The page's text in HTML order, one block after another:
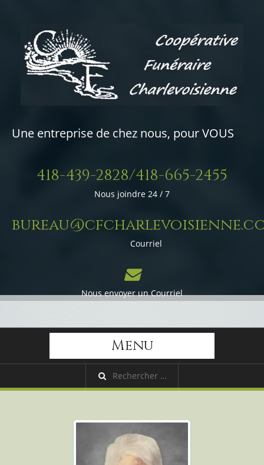
Une entreprise de chez nous, pour VOUS
418-439-2828/418-665-2455
Nous joindre 24 / 7
Courriel
Nous envoyer un Courriel
Menu